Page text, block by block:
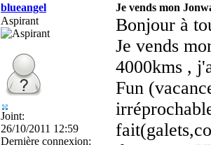
blueangel
Je vends mon
Aspirant
Joint:
26/10/2011 12:59
Dernière connexion:
Bonjour à
Je vends
4000kms ,
Fun